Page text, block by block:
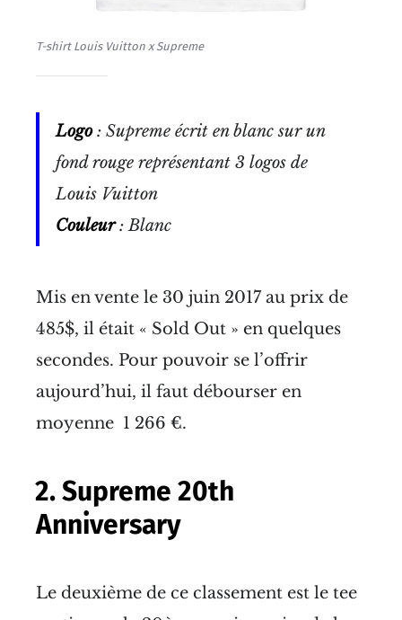
T-shirt Louis Vuitton x Supreme
Logo: Supreme écrit en blanc sur un
fond rouge représentant 3 logos de
Louis Vuitton
Couleur: Blanc
Mis en vente le 30 juin 2017 au prix de
485$, il était « Sold Out » en quelques
secondes. Pour pouvoir se l’offrir
aujourd’hui, il faut débourser en
moyenne 1 266 €.
2. Supreme 20th
Anniversary
Le deuxième de ce classement est le tee